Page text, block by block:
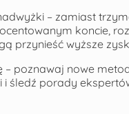
– zamiast
koncie,
przynieść wyższe
– poznawaj nowe
i śledź porady